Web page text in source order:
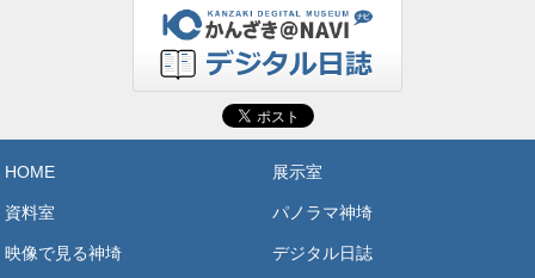
HOME 展示室
資料室 パノラマ神埼
映像で見る神埼 デジタル日誌